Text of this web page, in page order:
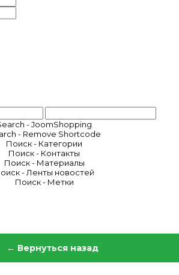
- JoomShopping
- Remove Shortcode
Поиск - Категории
Поиск - Контакты
Поиск - Материалы
- Ленты новостей
Поиск - Метки
← Вернуться назад